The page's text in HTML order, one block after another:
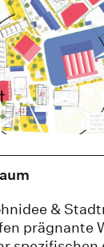
&
prägnante